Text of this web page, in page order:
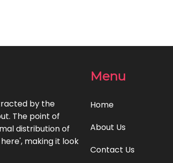
by the
The point of
distribution of
making it look
Menu
Home
About Us
Contact Us